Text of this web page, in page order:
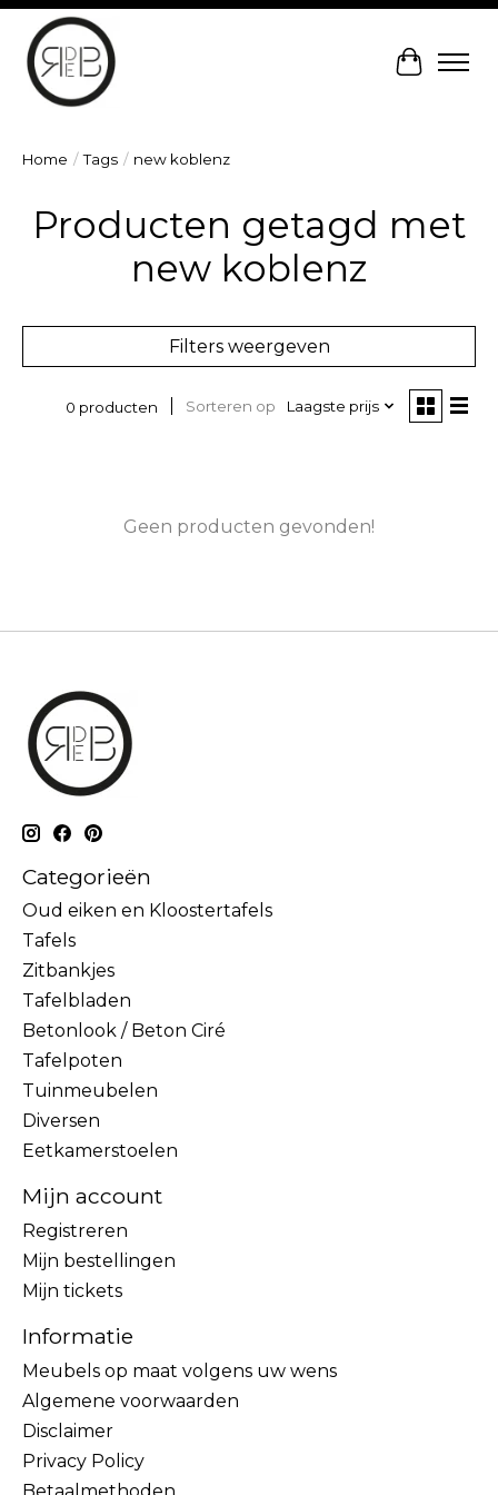
Home / Tags / new koblenz
Producten getagd met
new koblenz
Filters weergeven
0 producten Sorteren op Laagste prijs
Geen producten gevonden!
Categorieën
Oud eiken en Kloostertafels
Tafels
Zitbankjes
Tafelbladen
Betonlook / Beton Ciré
Tafelpoten
Tuinmeubelen
Diversen
Eetkamerstoelen
Mijn account
Registreren
Mijn bestellingen
Mijn tickets
Informatie
Meubels op maat volgens uw wens
Algemene voorwaarden
Disclaimer
Privacy Policy
Betaalmethoden